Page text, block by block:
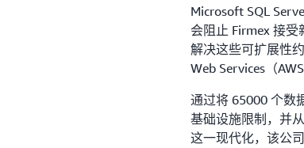
Microsoft SQL
会阻止 Firmex 接
解决这些可扩展性
Web Services（
通过将 65000 个数
基础设施限制，并
这一现代化，该公